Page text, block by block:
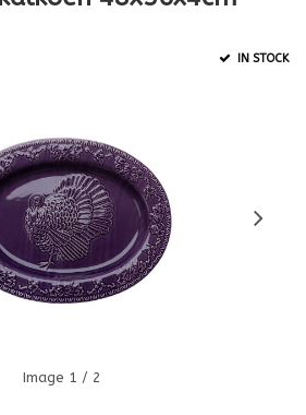
IN STOCK
Image 1 / 2